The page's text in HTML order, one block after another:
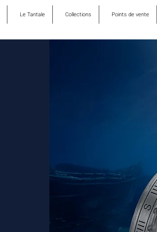
Le Tantale Collections Points de vente